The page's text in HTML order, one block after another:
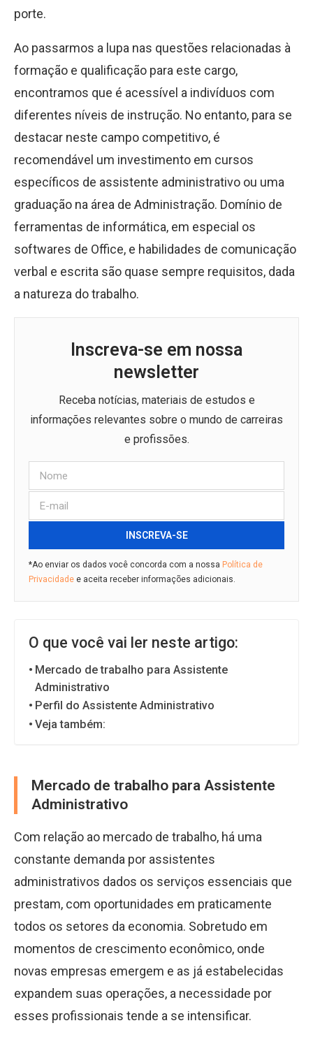
porte.
Ao passarmos a lupa nas questões relacionadas à
formação e qualificação para este cargo,
encontramos que é acessível a indivíduos com
diferentes níveis de instrução. No entanto, para se
destacar neste campo competitivo, é
recomendável um investimento em cursos
específicos de assistente administrativo ou uma
graduação na área de Administração. Domínio de
ferramentas de informática, em especial os
softwares de Office, e habilidades de comunicação
verbal e escrita são quase sempre requisitos, dada
a natureza do trabalho.
Inscreva-se em nossa
newsletter
Receba notícias, materiais de estudos e
informações relevantes sobre o mundo de carreiras
e profissões.
INSCREVA-SE
*Ao enviar os dados você concorda com a nossa Política de
Privacidade e aceita receber informações adicionais.
O que você vai ler neste artigo:
Mercado de trabalho para Assistente
Administrativo
Perfil do Assistente Administrativo
Veja também:
Mercado de trabalho para Assistente
Administrativo
Com relação ao mercado de trabalho, há uma
constante demanda por assistentes
administrativos dados os serviços essenciais que
prestam, com oportunidades em praticamente
todos os setores da economia. Sobretudo em
momentos de crescimento econômico, onde
novas empresas emergem e as já estabelecidas
expandem suas operações, a necessidade por
esses profissionais tende a se intensificar.